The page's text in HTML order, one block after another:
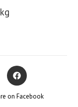
Opens
in
new
on Facebook